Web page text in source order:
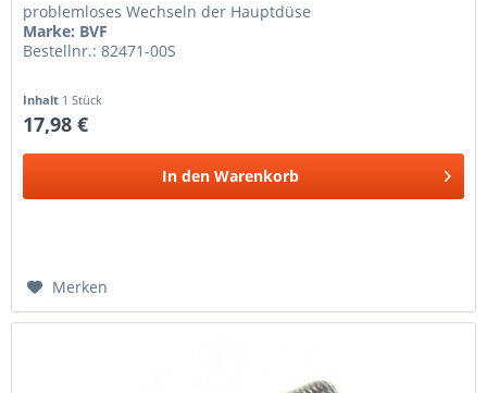
problemloses Wechseln der Hauptdüse
Marke: BVF
Bestellnr.: 82471-00S
Inhalt 1 Stück
17,98 €
In den Warenkorb
Merken